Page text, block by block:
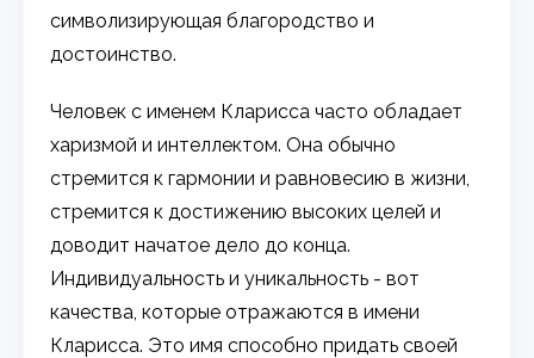
символизирующая благородство и
достоинство.
Человек с именем Кларисса часто обладает
харизмой и интеллектом. Она обычно
стремится к гармонии и равновесию в жизни,
стремится к достижению высоких целей и
доводит начатое дело до конца.
Индивидуальность и уникальность - вот
качества, которые отражаются в имени
Кларисса. Это имя способно придать своей